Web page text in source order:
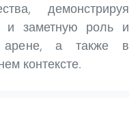
демонстрируя
заметную роль и
арене, а также в
контексте.